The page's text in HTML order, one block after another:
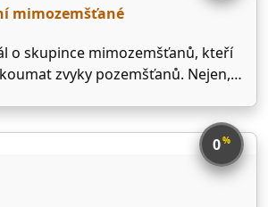
mimozemšťané
o skupince mimozemšťanů, kteří
zvyky pozemšťanů. Nejen,
způsob zkoumání je však
0%